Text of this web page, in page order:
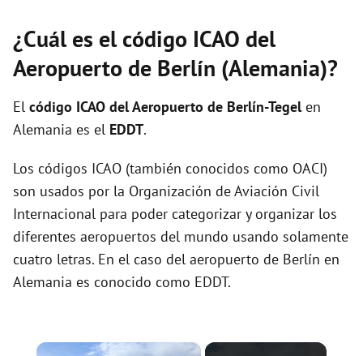
¿Cuál es el código ICAO del
Aeropuerto de Berlín (Alemania)?
El código ICAO delAeropuerto de Berlín-Tegelen
Alemania es el EDDT.
Los códigos ICAO (también conocidos como OACI)
son usados por la Organización de Aviación Civil
Internacional para poder categorizar y organizar los
diferentes aeropuertos del mundo usando solamente
cuatro letras. En el caso del aeropuerto de Berlín en
Alemania es conocido como EDDT.
×